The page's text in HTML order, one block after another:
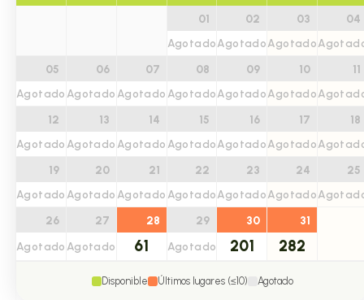
01
Agotado
02
Agotado
03
Agotado
04
05
Agotado
06
Agotado
07
Agotado
08
Agotado
09
Agotado
10
Agotado
11
12
Agotado
13
Agotado
14
Agotado
15
Agotado
16
Agotado
17
Agotado
18
19
Agotado
20
Agotado
21
Agotado
22
Agotado
23
Agotado
24
Agotado
25
26
Agotado
27
Agotado
28
61
29
Agotado
30
201
31
282
Disponible Últimos lugares (≤10) Agotado